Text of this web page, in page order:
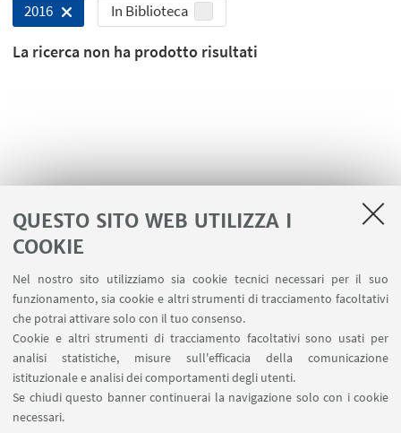
QUESTO SITO WEB UTILIZZA I
COOKIE
Nel nostro sito utilizziamo sia cookie tecnici necessari per il suo
funzionamento, sia cookie e altri strumenti di tracciamento facoltativi
che potrai attivare solo con il tuo consenso.
Cookie e altri strumenti di tracciamento facoltativi sono usati per
analisi statistiche, misure sull'efficacia della comunicazione
istituzionale e analisi dei comportamenti degli utenti.
Se chiudi questo banner continuerai la navigazione solo con i cookie
necessari.
2016 In Biblioteca
La ricerca non ha prodotto risultati
LINK UTILI
Area riservata
Contatti
Prenotazione aule BiGeA